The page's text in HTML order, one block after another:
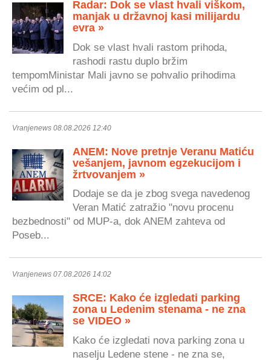
Radar: Dok se vlast hvali viškom,
manjak u državnoj kasi milijardu
evra »
Dok se vlast hvali rastom prihoda,
rashodi rastu duplo bržim
tempomMinistar Mali javno se pohvalio prihodima
većim od pl...
Vranjenews 08.08.2026 12:40
ANEM: Nove pretnje Veranu Matiću
vešanjem, javnom egzekucijom i
žrtvovanjem »
Dodaje se da je zbog svega navedenog
Veran Matić zatražio "novu procenu
bezbednosti" od MUP-a, dok ANEM zahteva od
Poseb...
Vranjenews 07.08.2026 14:02
SRCE: Kako će izgledati parking
zona u Ledenim stenama - ne zna
se VIDEO »
Kako će izgledati nova parking zona u
naselju Ledene stene - ne zna se,